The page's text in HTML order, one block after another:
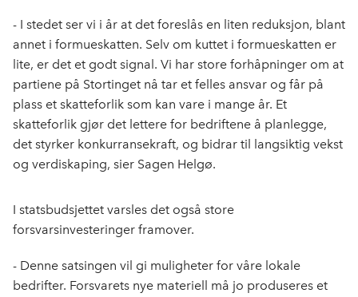
- I stedet ser vi i år at det foreslås en liten reduksjon, blant
annet i formueskatten. Selv om kuttet i formueskatten er
lite, er det et godt signal. Vi har store forhåpninger om at
partiene på Stortinget nå tar et felles ansvar og får på
plass et skatteforlik som kan vare i mange år. Et
skatteforlik gjør det lettere for bedriftene å planlegge,
det styrker konkurransekraft, og bidrar til langsiktig vekst
og verdiskaping, sier Sagen Helgø.
I statsbudsjettet varsles det også store
forsvarsinvesteringer framover.
- Denne satsingen vil gi muligheter for våre lokale
bedrifter. Forsvarets nye materiell må jo produseres et